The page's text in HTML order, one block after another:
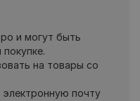
и могут быть
на товары со
почту